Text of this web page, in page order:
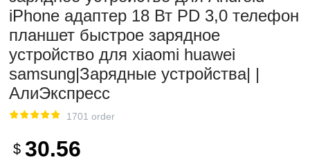
iPhone адаптер 18 Вт PD 3,0 телефон
планшет быстрое зарядное
устройство для xiaomi huawei
samsung|Зарядные устройства| |
АлиЭкспресс
1701 order
$ 30.56